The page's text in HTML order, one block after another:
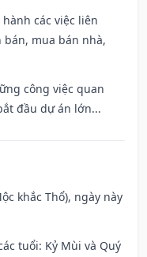
các việc liên
mua bán nhà,
công việc quan
đầu dự án lớn...
khắc Thổ), ngày này
tuổi: Kỷ Mùi và Quý